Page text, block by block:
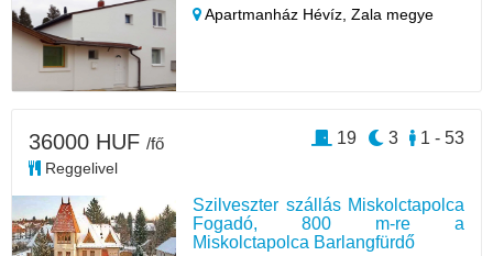
Apartmanház Hévíz,Zala megye
Szilveszter szállás Miskolctapolca
Fogadó, 800 m-re a
Miskolctapolca Barlangfürdő
36000 HUF /fő
Reggelivel
1 - 53
3
19